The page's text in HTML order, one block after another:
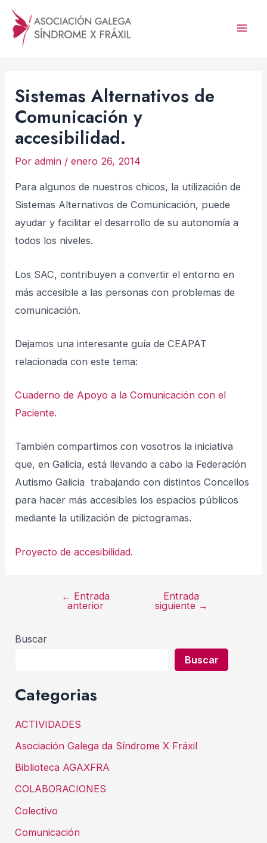
contenido
Sistemas Alternativos de
Comunicación y
accesibilidad.
Poradmin /enero 26, 2014
Para algunos de nuestros chicos, la utilización de
Sistemas Alternativos de Comunicación, puede
ayudar y facilitar el desarrollo de su autonomía a
todos los niveles.
Los SAC, contribuyen a convertir el entorno en
más accesible a las personas con problemas de
comunicación.
Dejamos una interesante guía de CEAPAT
relacionada con este tema:
Cuaderno de Apoyo a la Comunicación con el
Paciente.
También compartimos con vosotros la iniciativa
que, en Galicia, está llevando a cabo la Federación
Autismo Galicia trabajando con distintos Concellos
para hacer más accesibles los espacios públicos
mediante la utilización de pictogramas.
Proyecto de accesibilidad.
Navegación
← Entrada
anterior
Entrada
siguiente →
Buscar
Buscar
Categorias
ACTIVIDADES
Asociación Galega da Síndrome X Fráxil
Biblioteca AGAXFRA
COLABORACIONES
Colectivo
Comunicación